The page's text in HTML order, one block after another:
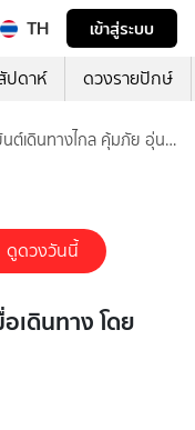
TH
เข้าสู่ระบบ
ปดาห์ ดวงรายปักษ์
ต์เดินทางไกล คุ้มภัย อุ่นใจ
ดูดวงวันนี้
เดินทาง โดย